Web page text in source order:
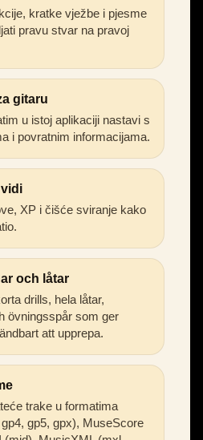
kratke vježbe i pjesme
pravu stvar na pravoj
gitaru
u istoj aplikaciji nastavi s
i povratnim informacijama.
XP i čišće sviranje kako
och låtar
drills, hela låtar,
övningsspår som ger
att upprepa.
trake u formatima
gp5, gpx), MuseScore